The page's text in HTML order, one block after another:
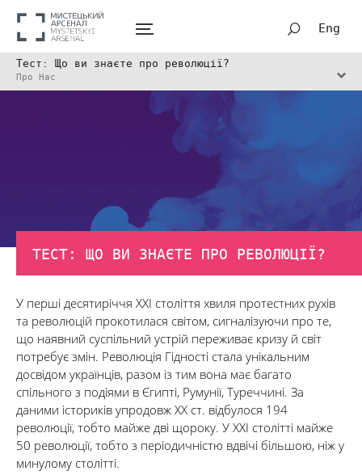
Eng
Тест: Що ви знаєте про революції?
Про Нас
ТЕСТ: ЩО ВИ ЗНАЄТЕ ПРО РЕВОЛЮЦІЇ?
У перші десятиріччя ХХІ століття хвиля протестних рухів
та революцій прокотилася світом, сигналізуючи про те,
що наявний суспільний устрій переживає кризу й світ
потребує змін. Революція Гідності стала унікальним
досвідом українців, разом із тим вона має багато
спільного з подіями в Єгипті, Румунії, Туреччині. За
даними істориків упродовж ХХ ст. відбулося 194
революції, тобто майже дві щороку. У ХХІ столітті майже
50 революції, тобто з періодичністю вдвічі більшою, ніж у
минулому столітті.